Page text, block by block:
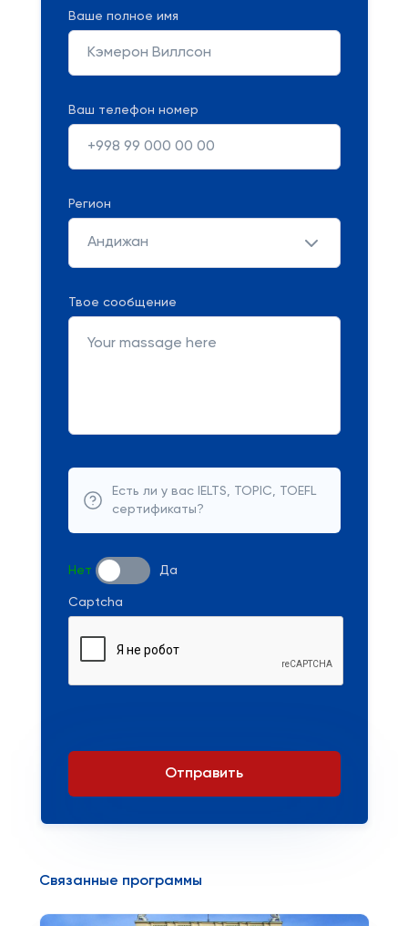
Ваше полное имя
Ваш телефон номер
Регион
Андижан
Твое сообщение
Есть ли у вас IELTS, TOPIC, TOEFL
сертификаты?
Нет Да
Captcha
Отправить
Связанные программы